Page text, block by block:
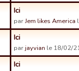
Ici
parJem likes America
Ici
parjayvian le 18/02/
Ici